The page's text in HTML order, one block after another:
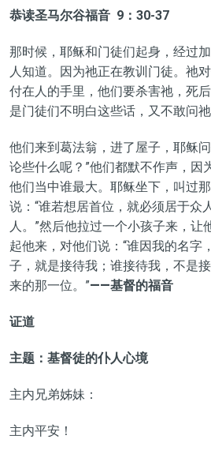
恭读圣马尔谷福音 9：30-37
那时候，耶稣和门徒们起身，经过
人知道。因为祂正在教训门徒。祂
付在人的手里，他们要杀害祂，死
是门徒们不明白这些话，又不敢问祂
他们来到葛法翁，进了屋子，耶稣
论些什么呢？”他们都默不作声，因
他们当中谁最大。耶稣坐下，叫过
说：“谁若想居首位，就必须居于众
人。”然后他拉过一个小孩子来，让
起他来，对他们说：“谁因我的名字
子，就是接待我；谁接待我，不是
来的那一位。”——基督的福音
证道
主题：基督徒的仆人心境
主内兄弟姊妹：
主内平安！